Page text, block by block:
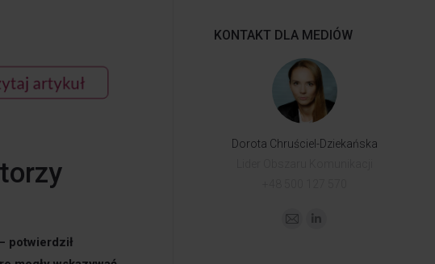
potwierdził
KONTAKT DLA MEDIÓW
Dorota Chruściel-Dziekańska